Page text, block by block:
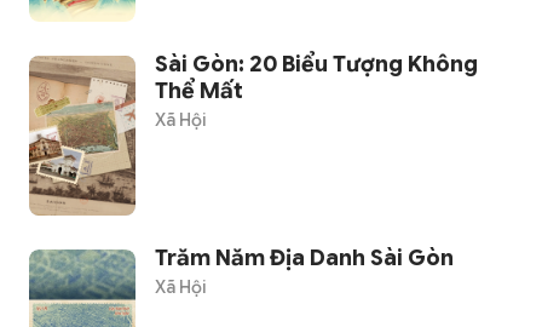
Sài Gòn: 20 Biểu Tượng Không
Thể Mất
Xã Hội
Trăm Năm Địa Danh Sài Gòn
Xã Hội